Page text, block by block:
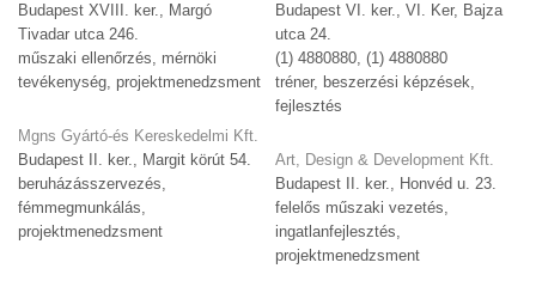
Budapest XVIII. ker., Margó
Tivadar utca 246.
műszaki ellenőrzés, mérnöki
tevékenység, projektmenedzsment
Mgns Gyártó-és Kereskedelmi Kft.
Budapest II. ker., Margit körút 54.
beruházásszervezés,
fémmegmunkálás,
projektmenedzsment
Budapest VI. ker., VI. Ker, Bajza
utca 24.
(1) 4880880, (1) 4880880
tréner, beszerzési képzések,
fejlesztés
Art, Design & Development Kft.
Budapest II. ker., Honvéd u. 23.
felelős műszaki vezetés,
ingatlanfejlesztés,
projektmenedzsment